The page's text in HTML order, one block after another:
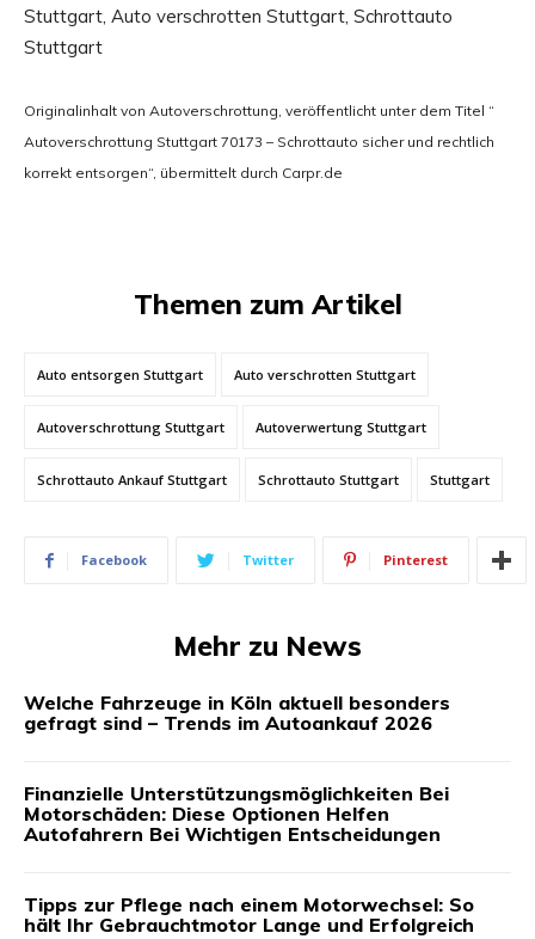
Stuttgart, Auto verschrotten Stuttgart, Schrottauto
Stuttgart
Originalinhalt von Autoverschrottung, veröffentlicht unter dem Titel “
Autoverschrottung Stuttgart 70173 – Schrottauto sicher und rechtlich
korrekt entsorgen“, übermittelt durch Carpr.de
Themen zum Artikel
Auto entsorgen Stuttgart Auto verschrotten Stuttgart
Autoverschrottung Stuttgart Autoverwertung Stuttgart
Schrottauto Ankauf Stuttgart Schrottauto Stuttgart Stuttgart
Facebook Twitter Pinterest
Mehr zu News
Welche Fahrzeuge in Köln aktuell besonders
gefragt sind – Trends im Autoankauf 2026
Finanzielle Unterstützungsmöglichkeiten Bei
Motorschäden: Diese Optionen Helfen
Autofahrern Bei Wichtigen Entscheidungen
Tipps zur Pflege nach einem Motorwechsel: So
hält Ihr Gebrauchtmotor Lange und Erfolgreich